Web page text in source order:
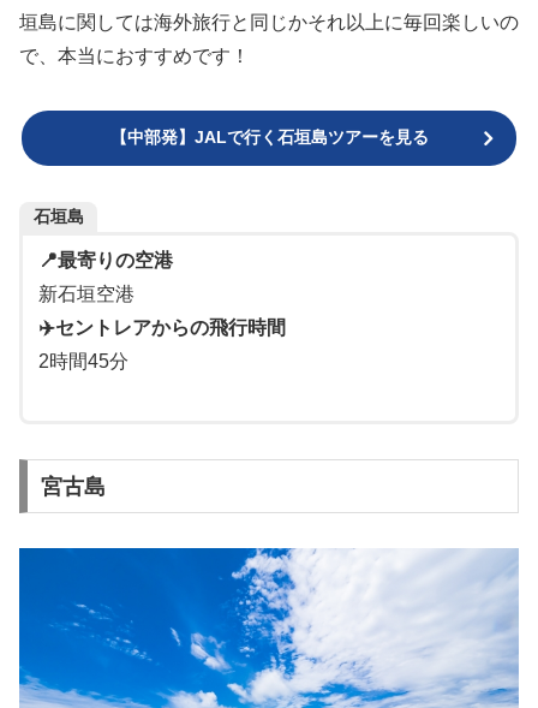
垣島に関しては海外旅行と同じかそれ以上に毎回楽しいの
で、本当におすすめです！
【中部発】JALで行く石垣島ツアーを見る
石垣島
📍最寄りの空港
新石垣空港
✈️セントレアからの飛行時間
2時間45分
宮古島